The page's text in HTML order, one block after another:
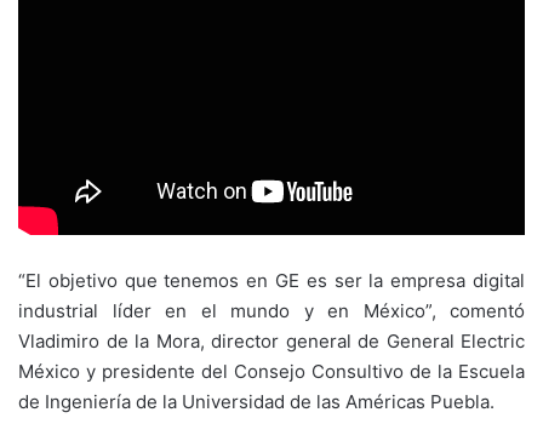
“El objetivo que tenemos en GE es ser la empresa digital
industrial líder en el mundo y en México”, comentó
Vladimiro de la Mora, director general de General Electric
México y presidente del Consejo Consultivo de la Escuela
de Ingeniería de la Universidad de las Américas Puebla.